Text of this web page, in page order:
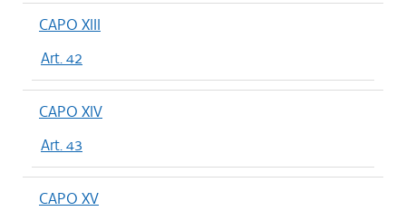
CAPO XIII
Art. 42
CAPO XIV
Art. 43
CAPO XV